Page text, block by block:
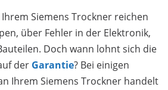
Siemens Trockner reichen
über Fehler in der Elektronik,
Doch wann lohnt sich die
der Garantie? Bei einigen
Ihrem Siemens Trockner handelt